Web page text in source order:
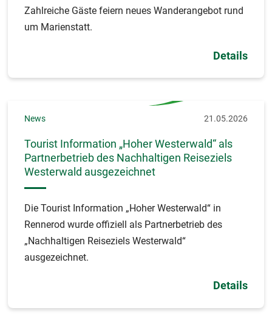
Zahlreiche Gäste feiern neues Wanderangebot rund
um Marienstatt.
Details
News 21.05.2026
Tourist Information „Hoher Westerwald“ als
Partnerbetrieb des Nachhaltigen Reiseziels
Westerwald ausgezeichnet
Die Tourist Information „Hoher Westerwald“ in
Rennerod wurde offiziell als Partnerbetrieb des
„Nachhaltigen Reiseziels Westerwald“
ausgezeichnet.
Details